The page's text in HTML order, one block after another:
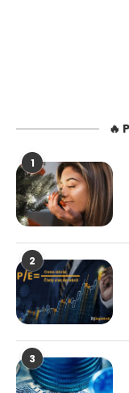
🔥
1
2
3